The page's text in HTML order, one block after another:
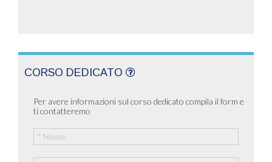
CORSO DEDICATO
Per avere informazioni sul corso dedicato compila il form e
ti contatteremo